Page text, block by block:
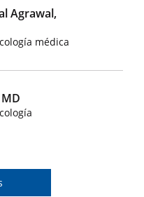
Agrawal,
médica